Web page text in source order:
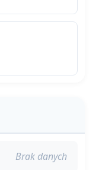
Brak danych